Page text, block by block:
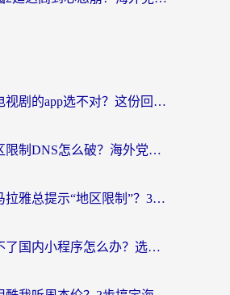
海外看国内电视剧的app选不对？这份回国加速器避坑指南帮你流畅追剧
喜马拉雅地区限制DNS怎么破？海外党听国内音乐听书的终极解决方案
在海外听喜马拉雅总提示“地区限制”？3步轻松解除+听国内音乐全攻略
在国外登录不了国内小程序怎么办？选对回国加速器，轻松解锁国内资源